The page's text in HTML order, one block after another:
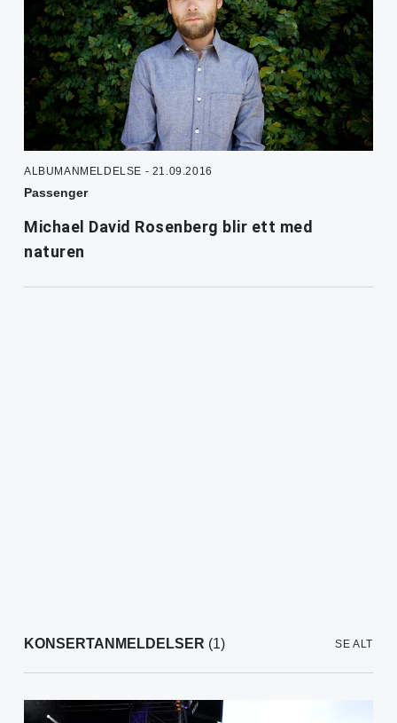
ALBUMANMELDELSE - 21.09.2016
Passenger
Michael David Rosenberg blir ett med
naturen
KONSERTANMELDELSER (1) SE ALT